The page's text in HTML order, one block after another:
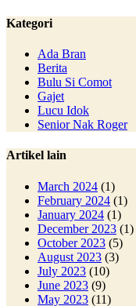
Kategori
Ada Bran
Berita
Bulu Si Comot
Gajet
Lucu Idok
Senior Nak Roger
Artikel lain
March 2024 (1)
February 2024 (1)
January 2024 (1)
December 2023 (1)
October 2023 (5)
August 2023 (3)
July 2023 (10)
June 2023 (9)
May 2023 (11)